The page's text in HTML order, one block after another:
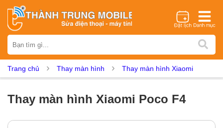
iPhone Samsung Oppo Xiaomi Realme Vivo
Vsmart
Trang chủ Thay màn hình Thay màn hình Xiaomi
Thay màn hình Xiaomi Poco F4